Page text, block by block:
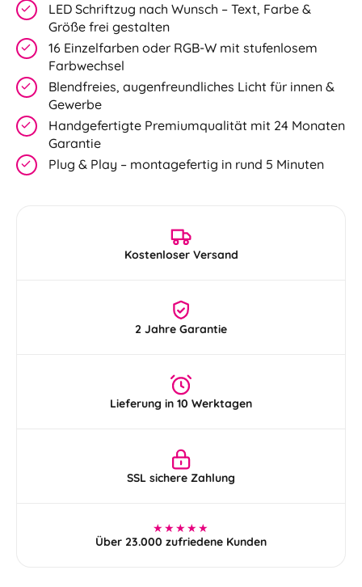
LED Schriftzug nach Wunsch – Text, Farbe &
Größe frei gestalten
16 Einzelfarben oder RGB-W mit stufenlosem
Farbwechsel
Blendfreies, augenfreundliches Licht für innen &
Gewerbe
Handgefertigte Premiumqualität mit 24 Monaten
Garantie
Plug & Play – montagefertig in rund 5 Minuten
Kostenloser Versand
2 Jahre Garantie
Lieferung in 10 Werktagen
SSL sichere Zahlung
★★★★★
Über 23.000 zufriedene Kunden